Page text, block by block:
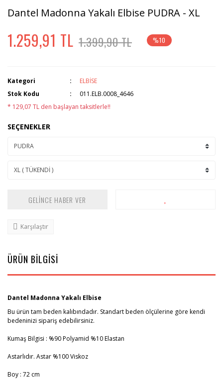
Dantel Madonna Yakalı Elbise PUDRA - XL
1.259,91 TL 1.399,90 TL %10
Kategori
ELBİSE
Stok Kodu
011.ELB.0008_4646
* 129,07 TL den başlayan taksitlerle!!
SEÇENEKLER
GELİNCE HABER VER
Karşılaştır
ÜRÜN BİLGİSİ
Dantel Madonna Yakalı Elbise
Bu ürün tam beden kalıbındadır. Standart beden ölçülerine göre kendi
bedeninizi sipariş edebilirsiniz.
Kumaş Bilgisi : %90 Polyamid %10 Elastan
Astarlıdır. Astar %100 Viskoz
Boy : 72 cm